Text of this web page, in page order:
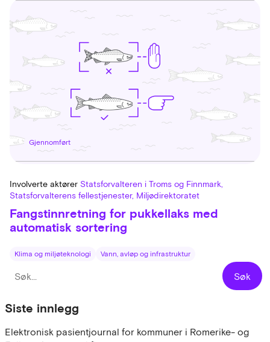
Gjennomført
Involverte aktører Statsforvalteren i Troms og Finnmark,
Statsforvalterens fellestjenester, Miljødirektoratet
Fangstinnretning for pukkellaks med
automatisk sortering
Klima og miljøteknologi Vann, avløp og infrastruktur
Siste innlegg
Elektronisk pasientjournal for kommuner i Romerike- og